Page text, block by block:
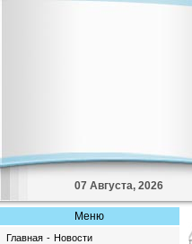
07 Августа, 2026
Меню
Главная - Новости